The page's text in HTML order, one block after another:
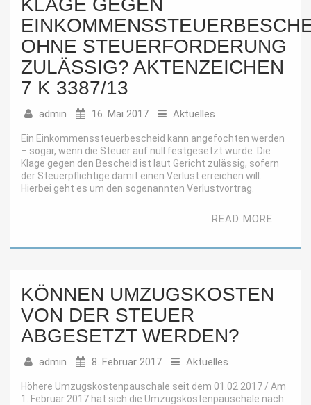
KLAGE GEGEN
OHNE STEUERFORDERUNG
ZULÄSSIG? AKTENZEICHEN
7 K 3387/13
admin 16. Mai 2017 Aktuelles
Ein Einkommenssteuerbescheid kann angefochten werden
– sogar, wenn die Steuer auf null festgesetzt wurde. Die
Klage gegen den Bescheid ist laut Gericht zulässig, sofern
der Steuerpflichtige damit einen Verlust erreichen will.
Hierbei geht es um den sogenannten Verlustvortrag.
READ MORE
KÖNNEN UMZUGSKOSTEN
VON DER STEUER
ABGESETZT WERDEN?
admin 8. Februar 2017 Aktuelles
Höhere Umzugskostenpauschale seit dem 01.02.2017 / Am
1. Februar 2017 hat sich die Umzugskostenpauschale nach